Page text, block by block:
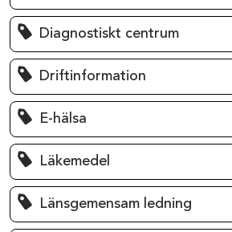
Diagnostiskt centrum
Driftinformation
E-hälsa
Läkemedel
Länsgemensam ledning